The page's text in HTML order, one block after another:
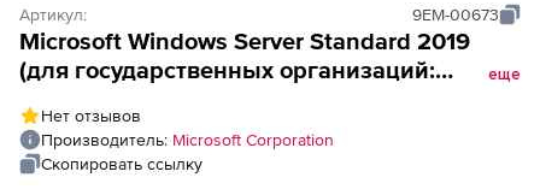
Артикул: 9EM-00673
Microsoft Windows Server Standard 2019
(для государственных организаций:
16License B Gov CoreLic
еще
Нет отзывов
Производитель: Microsoft Corporation
Скопировать ссылку